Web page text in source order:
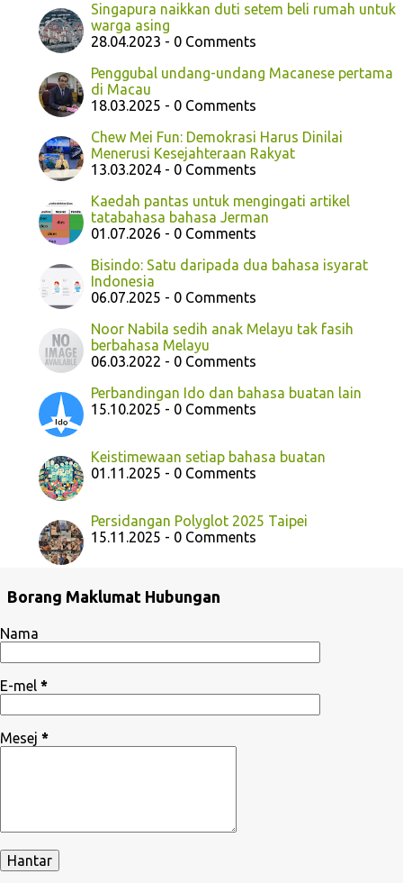
Singapura naikkan duti setem beli rumah untuk
warga asing
28.04.2023 - 0 Comments
Penggubal undang-undang Macanese pertama
di Macau
18.03.2025 - 0 Comments
Chew Mei Fun: Demokrasi Harus Dinilai
Menerusi Kesejahteraan Rakyat
13.03.2024 - 0 Comments
Kaedah pantas untuk mengingati artikel
tatabahasa bahasa Jerman
01.07.2026 - 0 Comments
Bisindo: Satu daripada dua bahasa isyarat
Indonesia
06.07.2025 - 0 Comments
Noor Nabila sedih anak Melayu tak fasih
berbahasa Melayu
06.03.2022 - 0 Comments
Perbandingan Ido dan bahasa buatan lain
15.10.2025 - 0 Comments
Keistimewaan setiap bahasa buatan
01.11.2025 - 0 Comments
Persidangan Polyglot 2025 Taipei
15.11.2025 - 0 Comments
Borang Maklumat Hubungan
Nama
E-mel *
Mesej *